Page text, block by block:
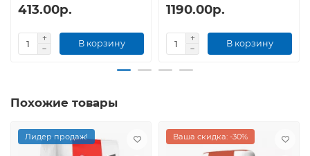
413.00р.
В корзину
1190.00р.
В корзину
Похожие товары
Лидер продаж! Ваша скидка: -30%